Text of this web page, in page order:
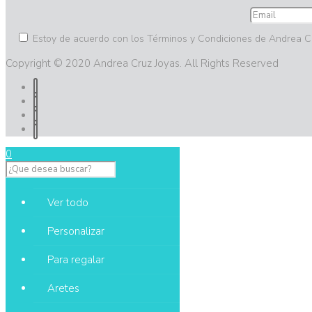
Estoy de acuerdo con los Términos y Condiciones de Andrea
Copyright © 2020 Andrea Cruz Joyas. All Rights Reserved
0
Ver todo
Personalizar
Para regalar
Aretes